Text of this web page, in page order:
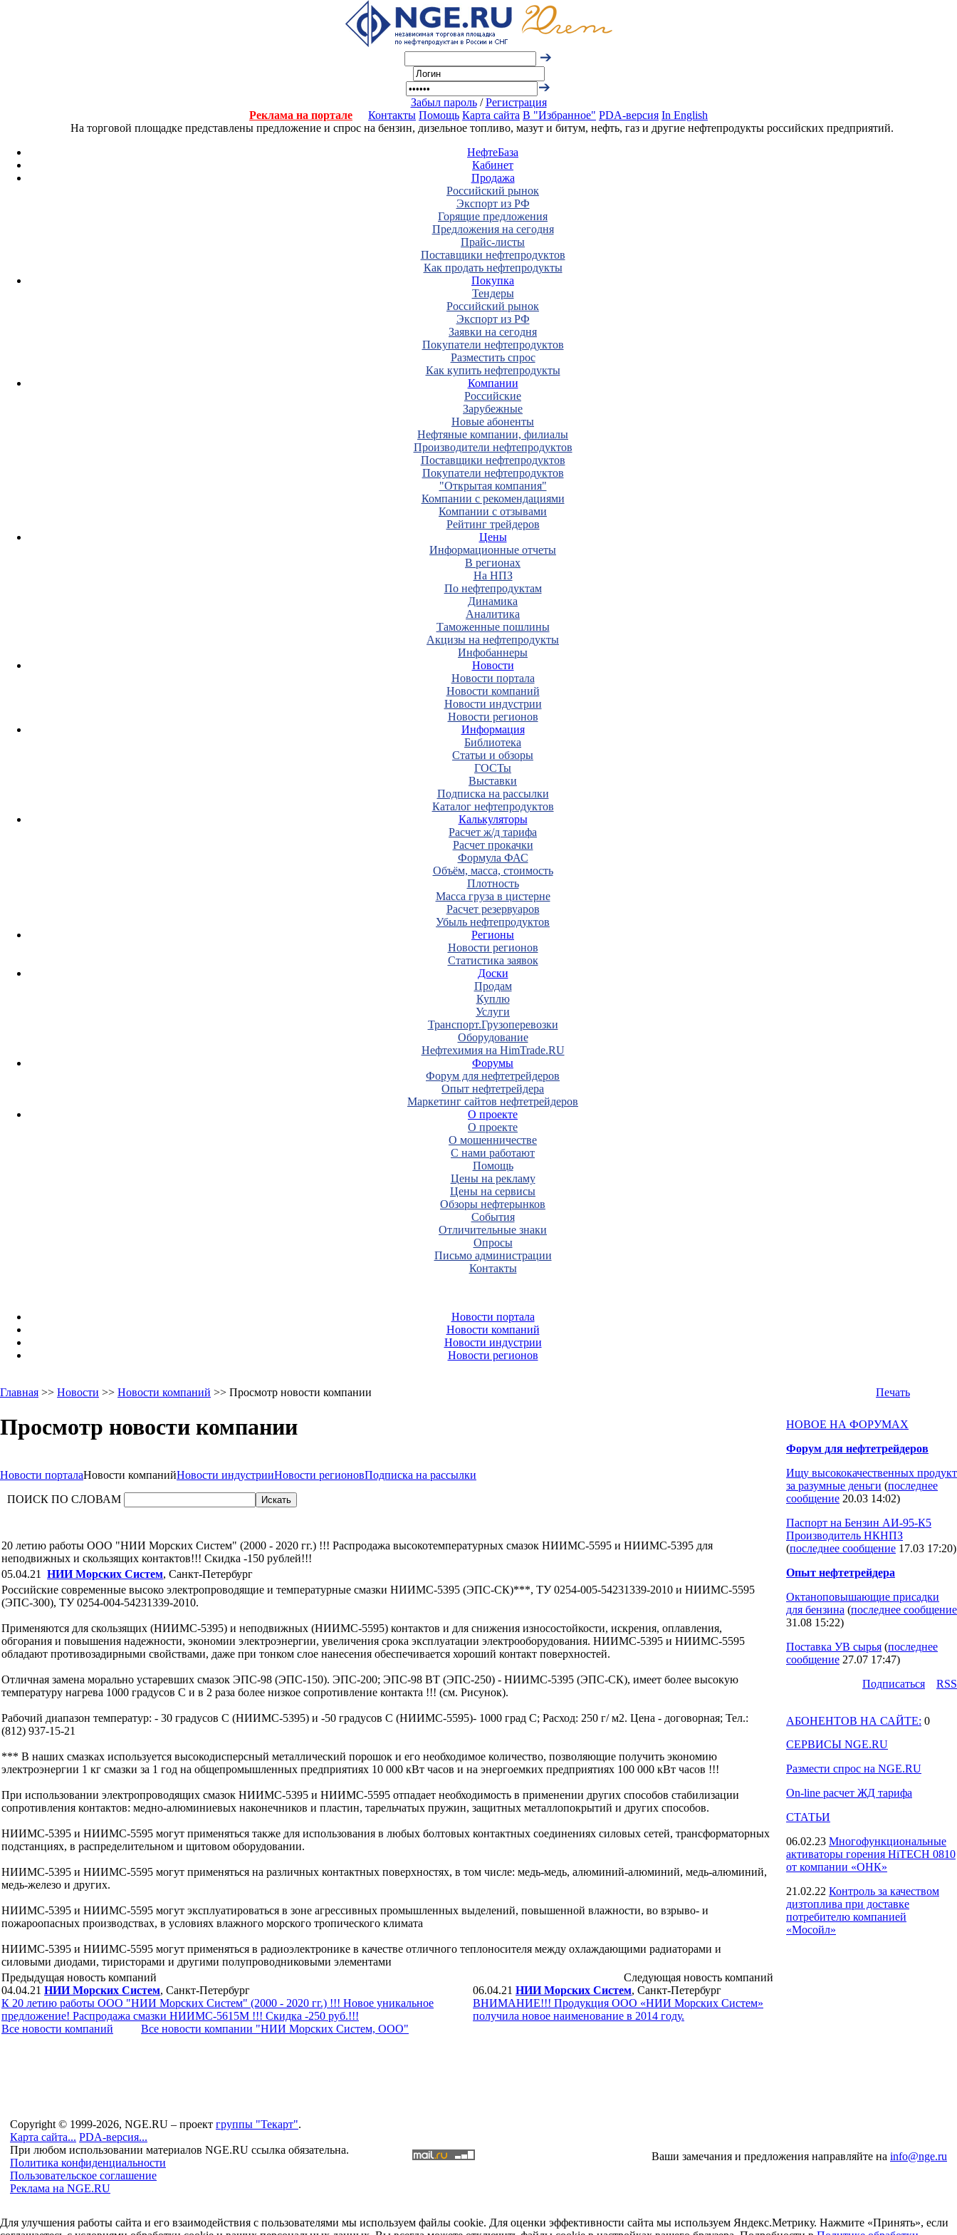
Забыл пароль/Регистрация
Реклама на портале
Контакты Помощь Карта сайта В "Избранное" PDA-версия In English
На торговой площадке представлены предложение и спрос на бензин, дизельное топливо, мазут и битум, нефть, газ и другие нефтепродукты российских предприятий.
НефтеБаза
Кабинет
Продажа
Российский рынок
Экспорт из РФ
Горящие предложения
Предложения на сегодня
Прайс-листы
Поставщики нефтепродуктов
Как продать нефтепродукты
Покупка
Тендеры
Российский рынок
Экспорт из РФ
Заявки на сегодня
Покупатели нефтепродуктов
Разместить спрос
Как купить нефтепродукты
Компании
Российские
Зарубежные
Новые абоненты
Нефтяные компании, филиалы
Производители нефтепродуктов
Поставщики нефтепродуктов
Покупатели нефтепродуктов
"Открытая компания"
Компании с рекомендациями
Компании с отзывами
Рейтинг трейдеров
Цены
Информационные отчеты
В регионах
На НПЗ
По нефтепродуктам
Динамика
Аналитика
Таможенные пошлины
Акцизы на нефтепродукты
Инфобаннеры
Новости
Новости портала
Новости компаний
Новости индустрии
Новости регионов
Информация
Библиотека
Статьи и обзоры
ГОСТы
Выставки
Подписка на рассылки
Каталог нефтепродуктов
Калькуляторы
Расчет ж/д тарифа
Расчет прокачки
Формула ФАС
Объём, масса, стоимость
Плотность
Масса груза в цистерне
Расчет резервуаров
Убыль нефтепродуктов
Регионы
Новости регионов
Статистика заявок
Доски
Продам
Куплю
Услуги
Транспорт.Грузоперевозки
Оборудование
Нефтехимия на HimTrade.RU
Форумы
Форум для нефтетрейдеров
Опыт нефтетрейдера
Маркетинг сайтов нефтетрейдеров
О проекте
О проекте
О мошенничестве
С нами работают
Помощь
Цены на рекламу
Цены на сервисы
Обзоры нефтерынков
События
Отличительные знаки
Опросы
Письмо администрации
Контакты
Новости портала
Новости компаний
Новости индустрии
Новости регионов
Главная >> Новости >> Новости компаний >> Просмотр новости компании Печать
Просмотр новости компании
Новости порталаНовости компанийНовости индустрииНовости регионовПодписка на рассылки
ПОИСК ПО СЛОВАМ
20 летию работы ООО "НИИ Морских Систем" (2000 - 2020 гг.) !!! Распродажа высокотемпературных смазок НИИМС-5595 и НИИМС-5395 для
неподвижных и скользящих контактов!!! Скидка -150 рублей!!!
05.04.21 НИИ Морских Систем, Санкт-Петербург
Российские современные высоко электропроводящие и температурные смазки НИИМС-5395 (ЭПС-СК)***, ТУ 0254-005-54231339-2010 и НИИМС-5595
(ЭПС-300), ТУ 0254-004-54231339-2010.
Применяются для скользящих (НИИМС-5395) и неподвижных (НИИМС-5595) контактов и для снижения износостойкости, искрения, оплавления,
обгорания и повышения надежности, экономии электроэнергии, увеличения срока эксплуатации электрооборудования. НИИМС-5395 и НИИМС-5595
обладают противозадирными свойствами, даже при тонком слое нанесения обеспечивается хороший контакт поверхностей.
Отличная замена морально устаревших смазок ЭПС-98 (ЭПС-150). ЭПС-200; ЭПС-98 ВТ (ЭПС-250) - НИИМС-5395 (ЭПС-СК), имеет более высокую
температуру нагрева 1000 градусов С и в 2 раза более низкое сопротивление контакта !!! (см. Рисунок).
Рабочий диапазон температур: - 30 градусов С (НИИМС-5395) и -50 градусов С (НИИМС-5595)- 1000 град С; Расход: 250 г/ м2. Цена - договорная; Тел.:
(812) 937-15-21
*** В наших смазках используется высокодисперсный металлический порошок и его необходимое количество, позволяющие получить экономию
электроэнергии 1 кг смазки за 1 год на общепромышленных предприятиях 10 000 кВт часов и на энергоемких предприятиях 100 000 кВт часов !!!
При использовании электропроводящих смазок НИИМС-5395 и НИИМС-5595 отпадает необходимость в применении других способов стабилизации
сопротивления контактов: медно-алюминиевых наконечников и пластин, тарельчатых пружин, защитных металлопокрытий и других способов.
НИИМС-5395 и НИИМС-5595 могут применяться также для использования в любых болтовых контактных соединениях силовых сетей, трансформаторных
подстанциях, в распределительном и щитовом оборудовании.
НИИМС-5395 и НИИМС-5595 могут применяться на различных контактных поверхностях, в том числе: медь-медь, алюминий-алюминий, медь-алюминий,
медь-железо и других.
НИИМС-5395 и НИИМС-5595 могут эксплуатироваться в зоне агрессивных промышленных выделений, повышенной влажности, во взрыво- и
пожароопасных производствах, в условиях влажного морского тропического климата
НИИМС-5395 и НИИМС-5595 могут применяться в радиоэлектронике в качестве отличного теплоносителя между охлаждающими радиаторами и
силовыми диодами, тиристорами и другими полупроводниковыми элементами
Предыдущая новость компаний
04.04.21 НИИ Морских Систем, Санкт-Петербург
К 20 летию работы ООО "НИИ Морских Систем" (2000 - 2020 гг.) !!! Новое уникальное
предложение! Распродажа смазки НИИМС-5615М !!! Скидка -250 руб.!!!
Следующая новость компаний
06.04.21 НИИ Морских Систем, Санкт-Петербург
ВНИМАНИЕ!!! Продукция ООО «НИИ Морских Систем»
получила новое наименование в 2014 году.
Все новости компaний
Все новости компaнии "НИИ Морских Систем, ООО"
НОВОЕ НА ФОРУМАХ
Форум для нефтетрейдеров
Ищу высококачественных продукт
за разумные деньги (последнее
сообщение 20.03 14:02)
Паспорт на Бензин АИ-95-К5
Производитель НКНПЗ
(последнее сообщение 17.03 17:20)
Опыт нефтетрейдера
Октаноповышающие присадки
для бензина (последнее сообщение
31.08 15:22)
Поставка УВ сырья (последнее
сообщение 27.07 17:47)
Подпиcаться
RSS
АБОНЕНТОВ НА САЙТЕ: 0
СЕРВИСЫ NGE.RU
Размести спрос на NGE.RU
On-line расчет ЖД тарифа
СТАТЬИ
06.02.23 Многофункциональные
активаторы горения HiTECH 0810
от компании «ОНК»
21.02.22 Контроль за качеством
дизтоплива при доставке
потребителю компанией
«Мосойл»
Copyright © 1999-2026, NGE.RU – проект группы "Текарт".
Карта сайта... PDA-версия...
При любом использовании материалов NGE.RU ссылка обязательна.
Политика конфиденциальности
Пользовательское соглашение
Реклама на NGE.RU
Ваши замечания и предложения направляйте на info@nge.ru
Для улучшения работы сайта и его взаимодействия с пользователями мы используем файлы cookie. Для оценки эффективности сайта мы используем Яндекс.Метрику. Нажмите «Принять», если